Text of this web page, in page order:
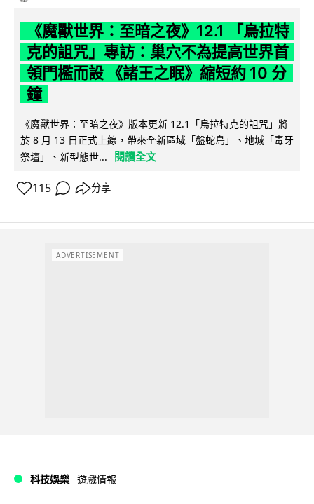
《魔獸世界：至暗之夜》12.1 「烏拉特
克的詛咒」專訪：巢穴不為提高世界首
領門檻而設 《諸王之眠》縮短約 10 分
鐘
《魔獸世界：至暗之夜》版本更新 12.1「烏拉特克的詛咒」將
於 8 月 13 日正式上線，帶來全新區域「盤蛇島」、地城「毒牙
祭壇」、新型態世...
閱讀全文
115 分享
ADVERTISEMENT
科技娛樂 遊戲情報